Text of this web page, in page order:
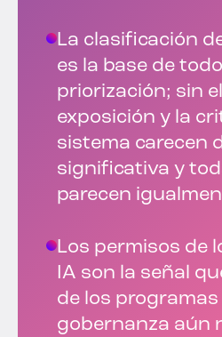
La clasificación
es la base de
priorización; sin
exposición y la
sistema carecen
significativa y
parecen
Los permisos de
IA son la señal
de los programas
gobernanza aún